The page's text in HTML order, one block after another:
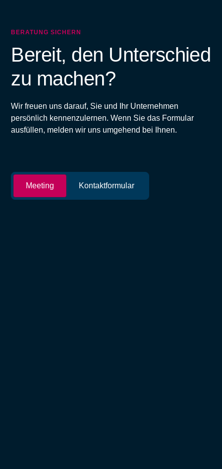
BERATUNG SICHERN
Bereit, den Unterschied
zu machen?
Wir freuen uns darauf, Sie und Ihr Unternehmen
persönlich kennenzulernen. Wenn Sie das Formular
ausfüllen, melden wir uns umgehend bei Ihnen.
Meeting Kontaktformular